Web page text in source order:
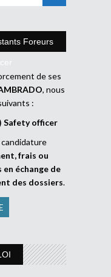
Foreurs
de ses
, nous
:
Safety officer
frais ou
échange de
des dossiers.